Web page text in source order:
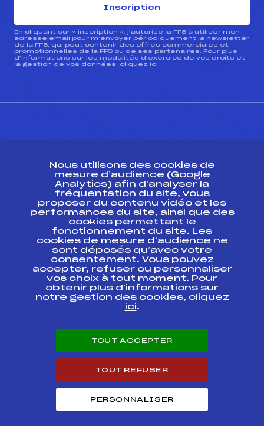
Inscription
En cliquant sur « inscription », j’autorise la FFS à utiliser mon
adresse email pour m’envoyer périodiquement la newsletter
de la FFS, qui peut contenir des offres commerciales et
promotionnelles de la FFS ou de ses partenaires. Pour plus
d’informations sur les modalités d’exercice de vos droits et
la gestion de vos données, cliquez ici
ESPACE PRESSE
Ressources
Pass’Neige
Projet sportif fédéral
Projet de performance fédéral
Antidopage
Pôle Développement, Formation, Suivi
Scientifique
Listes ministérielles
Pôle vie de l’athlète
Carrières
Nous utilisons des cookies de
mesure d’audience (Google
Analytics) afin d’analyser la
fréquentation du site, vous
proposer du contenu vidéo et les
performances du site, ainsi que des
cookies permettant le
fonctionnement du site. Les
cookies de mesure d’audience ne
sont déposés qu’avec votre
consentement. Vous pouvez
accepter, refuser ou personnaliser
vos choix à tout moment. Pour
obtenir plus d'informations sur
notre gestion des cookies, cliquez
ici.
TOUT ACCEPTER
TOUT REFUSER
PERSONNALISER